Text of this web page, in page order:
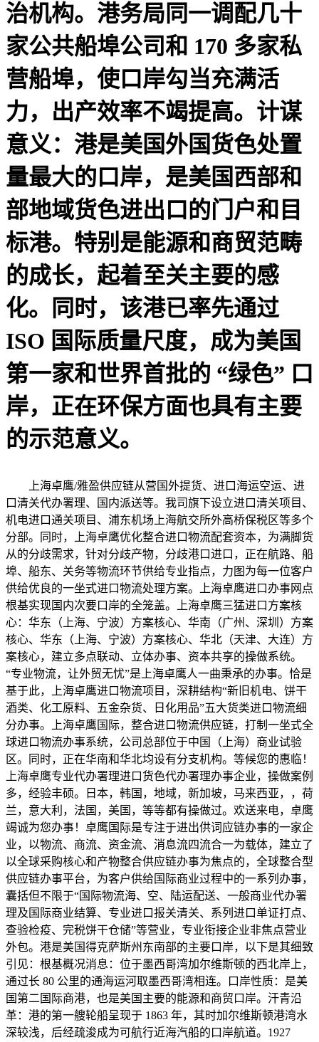
治机构。港务局同一调配几十
家公共船埠公司和 170 多家私
营船埠，使口岸勾当充满活
力，出产效率不竭提高。计谋
意义：港是美国外国货色处置
量最大的口岸，是美国西部和
部地域货色进出口的门户和目
标港。特别是能源和商贸范畴
的成长，起着至关主要的感
化。同时，该港已率先通过
ISO 国际质量尺度，成为美国
第一家和世界首批的 “绿色” 口
岸，正在环保方面也具有主要
的示范意义。
上海卓鹰/雅盈供应链从营国外提货、进口海运空运、进
口清关代办署理、国内派送等。我司旗下设立进口清关项目、
机电进口通关项目、浦东机场上海航交所外高桥保税区等多个
分部。同时，上海卓鹰优化整合进口物流配套资本，为满脚货
从的分歧需求，针对分歧产物，分歧港口进口，正在航路、船
埠、船东、关务等物流环节供给专业指点，力图为每一位客户
供给优良的一坐式进口物流处理方案。上海卓鹰进口办事网点
根基实现国内次要口岸的全笼盖。上海卓鹰三猛进口方案核
心：华东（上海、宁波）方案核心、华南（广州、深圳）方案
核心、华东（上海、宁波）方案核心、华北（天津、大连）方
案核心，建立多点联动、立体办事、资本共享的操做系统。
“专业物流，让外贸无忧”是上海卓鹰人一曲秉承的办事。恰是
基于此，上海卓鹰进口物流项目，深耕结构“新旧机电、饼干
酒类、化工原料、五金杂货、日化用品”五大货类进口物流细
分办事。上海卓鹰国际，整合进口物流供应链，打制一坐式全
球进口物流办事系统，公司总部位于中国（上海）商业试验
区。同时，正在华南和华北均设有分支机构。等候您的惠临！
上海卓鹰专业代办署理进口货色代办署理办事企业，操做案例
多，经验丰硕。日本，韩国，地域，新加坡，马来西亚，，荷
兰，意大利，法国，美国，等等都有操做过。欢送来电，卓鹰
竭诚为您办事！卓鹰国际是专注于进出供词应链办事的一家企
业，以物流、商流、资金流、消息流四流合一为载体，建立了
以全球采购核心和产物整合供应链办事为焦点的，全球整合型
供应链办事平台，为客户供给国际商业过程中的一系列办事，
囊括但不限于“国际物流海、空、陆运配送、一般商业代办署
理及国际商业结算、专业进口报关清关、系列进口单证打点、
查验检疫、完税饼干仓储”等营业，专业衔接企业非焦点营业
外包。港是美国得克萨斯州东南部的主要口岸，以下是其细致
引见：根基概况消息：位于墨西哥湾加尔维斯顿的西北岸上，
通过长 80 公里的通海运河取墨西哥湾相连。口岸性质：是美
国第二国际商港，也是美国主要的能源和商贸口岸。汗青沿
革：港的第一艘轮船呈现于 1863 年，其时加尔维斯顿港湾水
深较浅，后经疏浚成为可航行近海汽船的口岸航道。1927